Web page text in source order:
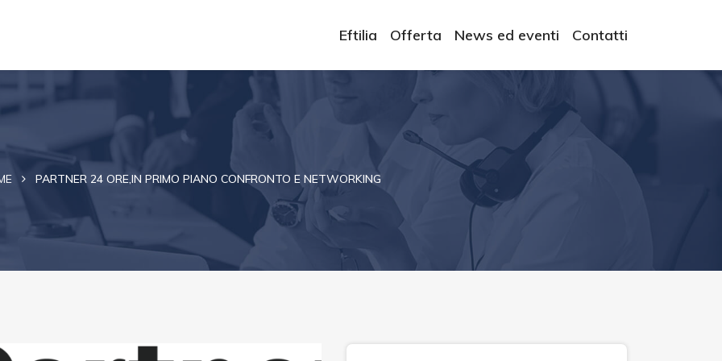
Eftilia Offerta News ed eventi Contatti
PARTNER 24 ORE,IN PRIMO PIANO CONFRONTO E NETWORKING